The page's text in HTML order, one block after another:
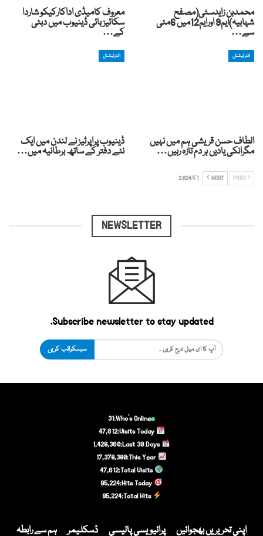
محمدبن زایدسٹی(مصفح
شہابیہ)ایم9 اورایم12میں 6مئی
سے…
معروف کامیڈی اداکارکیکو شاردا
سکائیز بائی ڈینیوب میں دبئی
کے…
انٹرنیشنل
الطاف حسن قریشی ہم میں نہیں
مگرانکی یادیں ہر دم تازہ رہیں…
انٹرنیشنل
ڈینیوب پراپرٹیز نے لندن میں ایک
نئے دفتر کے ساتھ برطانیہ میں…
NEXT 1 کا 2,824
NEWSLETTER
Subscribe newsletter to stay updated.
سبسکرائب کریں
Who's Online:
31
Visits Today:
47,612
Last 30 Days:
1,428,360
17,378,380
Total Visits:
47,612
Hits Today:
95,224
Total Hits:
95,224
اپنی تحریریں بھجوائیں پرائیویسی پالیسی ڈسکلیمر ہم سے رابطہ